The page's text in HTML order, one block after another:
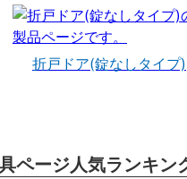
折戸ドア(錠なしタイプ)
ページ人気ランキン